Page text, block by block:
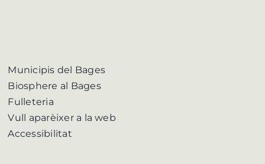
Municipis del Bages
Biosphere al Bages
Fulleteria
Vull aparèixer a la web
Accessibilitat